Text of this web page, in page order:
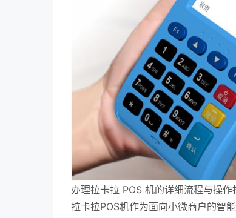
办理拉卡拉 POS 机的详细流程与操作
拉卡拉POS机作为面向小微商户的智